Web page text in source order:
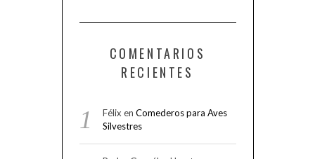
COMENTARIOS
RECIENTES
Félix en Comederos para Aves
Silvestres